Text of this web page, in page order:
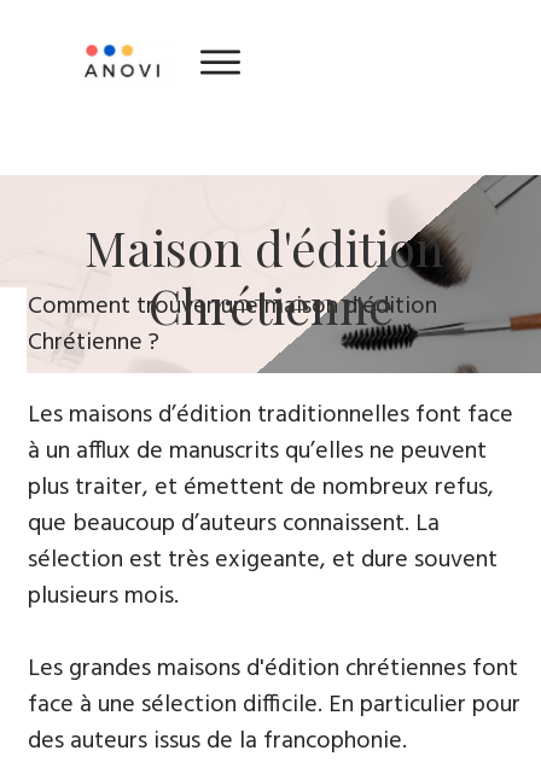
​Maison d'édition ​
Chrétienne
​Comment trouver une maison d'édition
Chrétienne ?
Les maisons d’édition traditionnelles font face
à un afflux de manuscrits qu’elles ne peuvent
plus traiter, et émettent de nombreux refus,
que beaucoup d’auteurs connaissent. La
sélection est très exigeante, et dure souvent
plusieurs mois.
​Les grandes maisons d'édition chrétiennes font
face à une sélection difficile. En particulier pour
des auteurs issus de la francophonie.